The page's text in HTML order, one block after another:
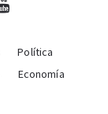
Política
Economía